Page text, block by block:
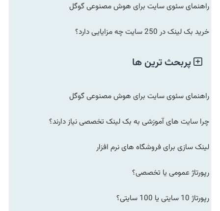
راهنمای سئوی سایت برای هوش مصنوعی گوگل
خرید بک لینک در 250 سایت چه مزایایی دارد؟
پربحث ترین ها
راهنمای سئوی سایت برای هوش مصنوعی گوگل
چرا سایت های آموزشی به بک لینک تخصصی نیاز دارند؟
لینک سازی برای فروشگاه های نرم افزار
رپورتاژ عمومی یا تخصصی؟
رپورتاژ 10 سایتی یا 100 سایتی؟